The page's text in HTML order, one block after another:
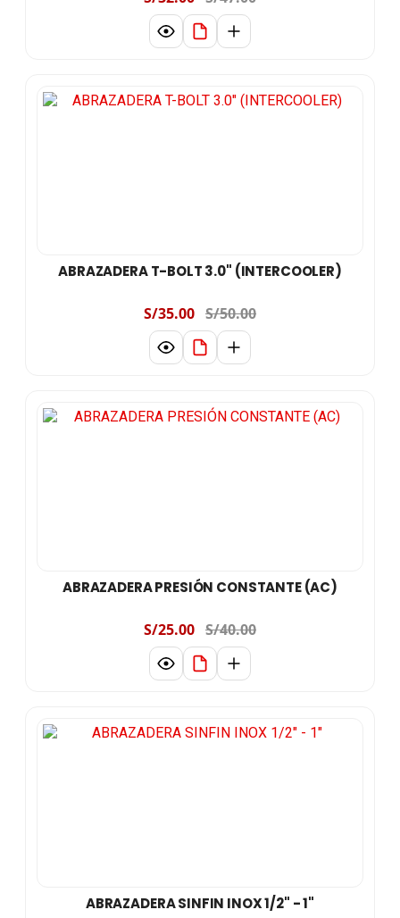
ABRAZADERA T-BOLT 3.0" (INTERCOOLER)
S/35.00 S/50.00
ABRAZADERA PRESIÓN CONSTANTE (AC)
S/25.00 S/40.00
ABRAZADERA SINFIN INOX 1/2" - 1"